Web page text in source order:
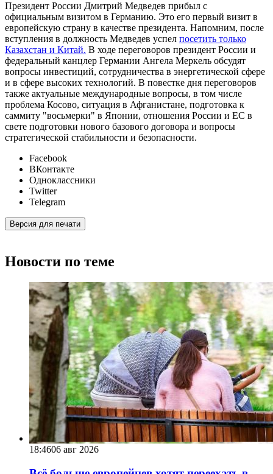
Президент России Дмитрий Медведев прибыл с
официальным визитом в Германию. Это его первый визит в
европейскую страну в качестве президента. Напомним, после
вступления в должность Медведев успел посетить только
Казахстан и Китай. В ходе переговоров президент России и
федеральный канцлер Германии Ангела Меркель обсудят
вопросы инвестиций, сотрудничества в энергетической сфере
и в сфере высоких технологий. В повестке дня переговоров
также актуальные международные вопросы, в том числе
проблема Косово, ситуация в Афганистане, подготовка к
саммиту "восьмерки" в Японии, отношения России и ЕС в
свете подготовки нового базового договора и вопросы
стратегической стабильности и безопасности.
Facebook
ВКонтакте
Одноклассники
Twitter
Telegram
Версия для печати
Новости по теме
18:4606 авг 2026